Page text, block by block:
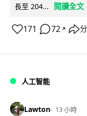
長至 204...
閱讀全文
171 72 ↗
人工智能
Lawton 13 小時